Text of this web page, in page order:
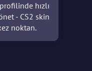
hızlı
- CS2 skin
noktan.